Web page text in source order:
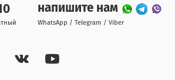
напишите нам
WhatsApp / Telegram / Viber